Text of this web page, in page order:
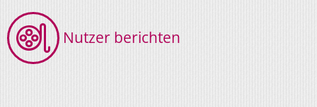
Nutzer berichten